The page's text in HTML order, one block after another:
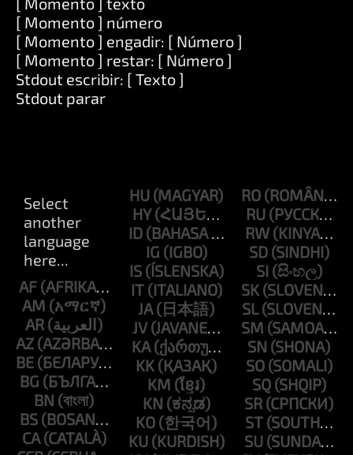
[ Momento ] número
[ Momento ] engadir: [ Número ]
[ Momento ] restar: [ Número ]
Stdout escribir: [ Texto ]
Stdout parar
AF
AM
AR
AZ
BE
BG
BN
BS
CA
HU
HY
ID
IG
IS
IT
JA
JV
KA
KK
KM
KN
KO
KU
RO
RU
RW
SD
SI
SK
SL
SM
SN
SO
SQ
SR
ST
SU